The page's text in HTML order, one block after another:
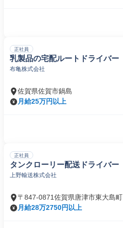
正社員
乳製品の宅配ルートドライバー
布亀株式会社
佐賀県佐賀市鍋島
月給25万円以上
正社員
タンクローリー配送ドライバー
上野輸送株式会社
〒847-0871佐賀県唐津市東大島町
月給28万2750円以上